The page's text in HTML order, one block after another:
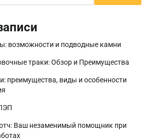
возможности и подводные камни
траки: Обзор и Преимущества
преимущества, виды и особенности
Ваш незаменимый помощник при